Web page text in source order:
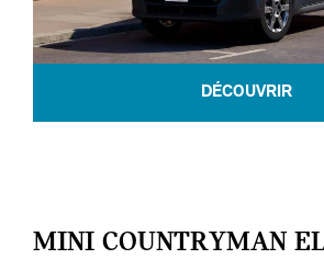
DÉCOUVRIR
MINI COUNTRYMAN